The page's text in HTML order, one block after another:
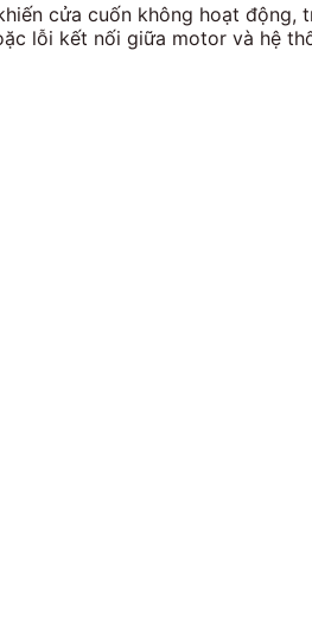
cửa cuốn không hoạt
lỗi kết nối giữa motor và hệ